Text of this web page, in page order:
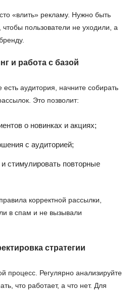
«влить» рекламу. Нужно быть
пользователи не уходили, а
и работа с базой
аудитория, начните собирать
Это позволит:
о новинках и акциях;
с аудиторией;
стимулировать повторные
корректной рассылки,
в спам и не вызывали
стратегии
процесс. Регулярно анализируйте
что работает, а что нет. Для